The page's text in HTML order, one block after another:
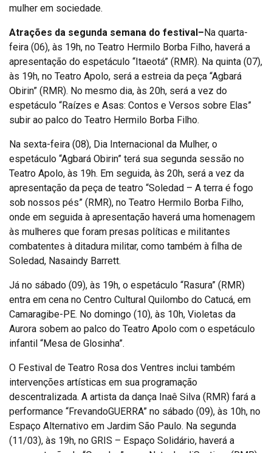
mulher em sociedade.
Atrações da segunda semana do festival–Na quarta-
feira (06), às 19h, no Teatro Hermilo Borba Filho, haverá a
apresentação do espetáculo “Itaeotá” (RMR). Na quinta (07),
às 19h, no Teatro Apolo, será a estreia da peça “Agbará
Obirin” (RMR). No mesmo dia, às 20h, será a vez do
espetáculo “Raízes e Asas: Contos e Versos sobre Elas”
subir ao palco do Teatro Hermilo Borba Filho.
Na sexta-feira (08), Dia Internacional da Mulher, o
espetáculo “Agbará Obirin” terá sua segunda sessão no
Teatro Apolo, às 19h. Em seguida, às 20h, será a vez da
apresentação da peça de teatro “Soledad – A terra é fogo
sob nossos pés” (RMR), no Teatro Hermilo Borba Filho,
onde em seguida à apresentação haverá uma homenagem
às mulheres que foram presas políticas e militantes
combatentes à ditadura militar, como também à filha de
Soledad, Nasaindy Barrett.
Já no sábado (09), às 19h, o espetáculo “Rasura” (RMR)
entra em cena no Centro Cultural Quilombo do Catucá, em
Camaragibe-PE. No domingo (10), às 10h, Violetas da
Aurora sobem ao palco do Teatro Apolo com o espetáculo
infantil “Mesa de Glosinha”.
O Festival de Teatro Rosa dos Ventres inclui também
intervenções artísticas em sua programação
descentralizada. A artista da dança Inaê Silva (RMR) fará a
performance “FrevandoGUERRA” no sábado (09), às 10h, no
Espaço Alternativo em Jardim São Paulo. Na segunda
(11/03), às 19h, no GRIS – Espaço Solidário, haverá a